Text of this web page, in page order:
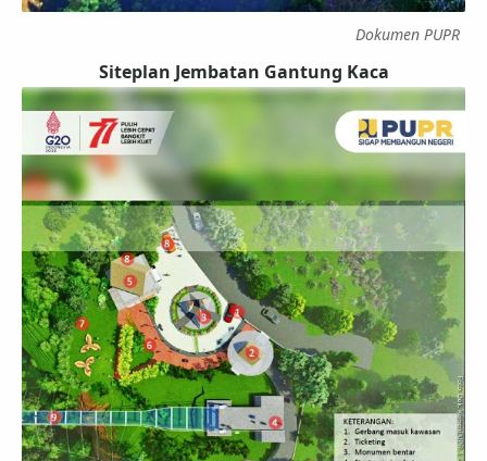
Dokumen PUPR
Siteplan Jembatan Gantung Kaca